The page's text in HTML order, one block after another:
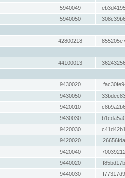
5940049
5940050
42800218
44100013
9430020
9430050
9420010
9430030
9420030
9420020
9420040
9440020
9440030